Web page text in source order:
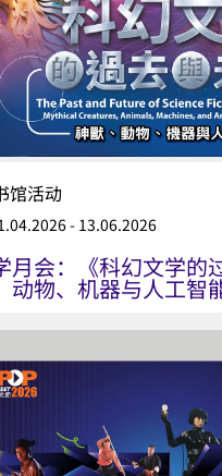
馆活动
- 13.06.2026
月会：《科幻文学的
动物、机器与人工智